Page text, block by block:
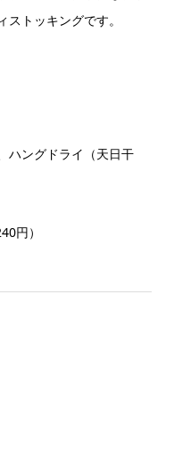
トッキングです。
ハングドライ（天日干
0円）